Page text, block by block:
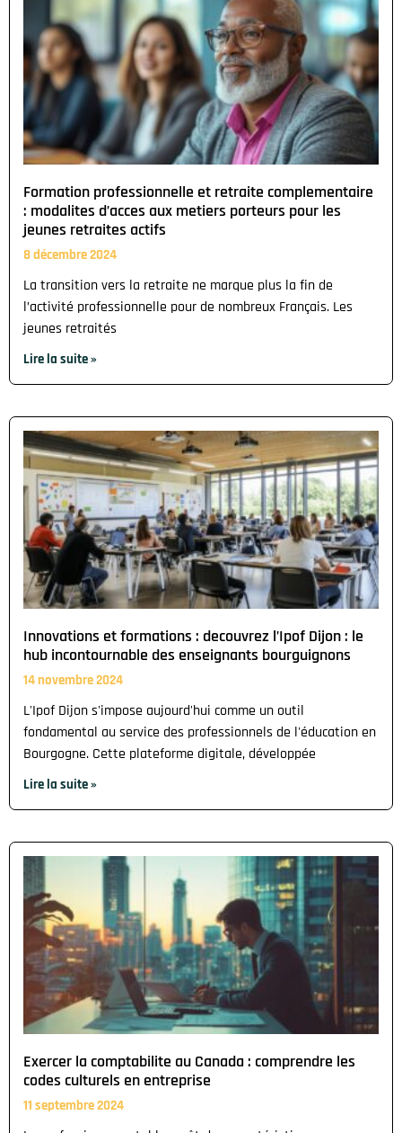
Formation professionnelle et retraite complementaire
: modalites d’acces aux metiers porteurs pour les
jeunes retraites actifs
8 décembre 2024
La transition vers la retraite ne marque plus la fin de
l’activité professionnelle pour de nombreux Français. Les
jeunes retraités
Lire la suite »
Innovations et formations : decouvrez l’Ipof Dijon : le
hub incontournable des enseignants bourguignons
14 novembre 2024
L'Ipof Dijon s'impose aujourd'hui comme un outil
fondamental au service des professionnels de l'éducation en
Bourgogne. Cette plateforme digitale, développée
Lire la suite »
Exercer la comptabilite au Canada : comprendre les
codes culturels en entreprise
11 septembre 2024